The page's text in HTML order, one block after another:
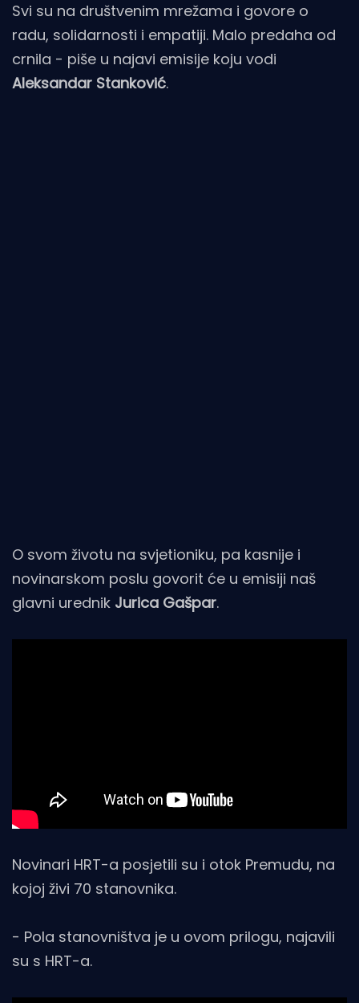
Svi su na društvenim mrežama i govore o
radu, solidarnosti i empatiji. Malo predaha od
crnila - piše u najavi emisije koju vodi
Aleksandar Stanković.
O svom životu na svjetioniku, pa kasnije i
novinarskom poslu govorit će u emisiji naš
glavni urednik Jurica Gašpar.
Novinari HRT-a posjetili su i otok Premudu, na
kojoj živi 70 stanovnika.
- Pola stanovništva je u ovom prilogu, najavili
su s HRT-a.